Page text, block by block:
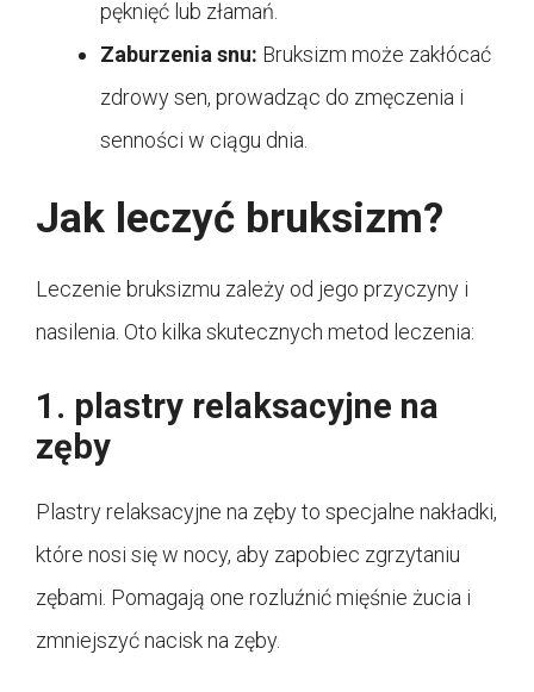
pęknięć lub złamań.
Zaburzenia snu: Bruksizm może zakłócać
zdrowy sen, prowadząc do zmęczenia i
senności w ciągu dnia.
Jak leczyć bruksizm?
Leczenie bruksizmu zależy od jego przyczyny i
nasilenia. Oto kilka skutecznych metod leczenia:
1. plastry relaksacyjne na
zęby
Plastry relaksacyjne na zęby to specjalne nakładki,
które nosi się w nocy, aby zapobiec zgrzytaniu
zębami. Pomagają one rozluźnić mięśnie żucia i
zmniejszyć nacisk na zęby.